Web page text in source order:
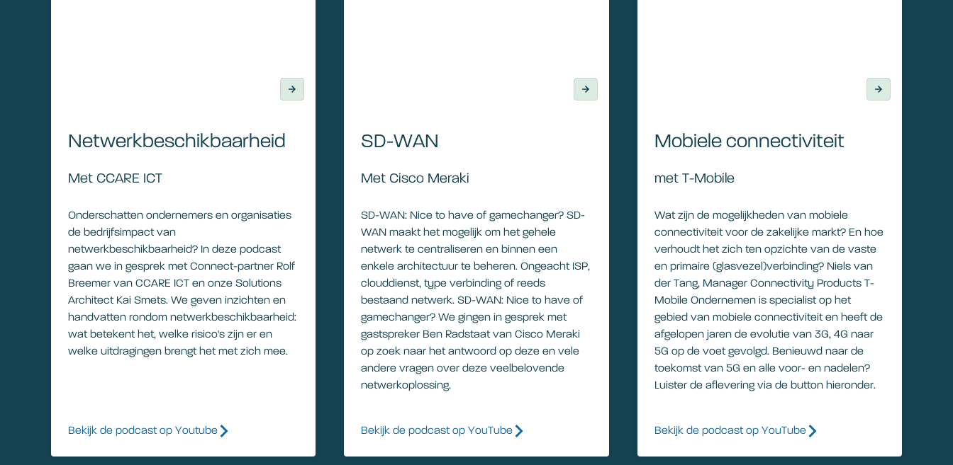
Netwerkbeschikbaarheid
Met CCARE ICT
Onderschatten ondernemers en organisaties
de bedrijfsimpact van
netwerkbeschikbaarheid? In deze podcast
gaan we in gesprek met Connect-partner Rolf
Breemer van CCARE ICT en onze Solutions
Architect Kai Smets. We geven inzichten en
handvatten rondom netwerkbeschikbaarheid:
wat betekent het, welke risico's zijn er en
welke uitdragingen brengt het met zich mee.
Bekijk de podcast op Youtube
SD-WAN
Met Cisco Meraki
SD-WAN: Nice to have of gamechanger? SD-
WAN maakt het mogelijk om het gehele
netwerk te centraliseren en binnen een
enkele architectuur te beheren. Ongeacht ISP,
clouddienst, type verbinding of reeds
bestaand netwerk. SD-WAN: Nice to have of
gamechanger? We gingen in gesprek met
gastspreker Ben Radstaat van Cisco Meraki
op zoek naar het antwoord op deze en vele
andere vragen over deze veelbelovende
netwerkoplossing.
Bekijk de podcast op YouTube
Mobiele connectiviteit
met T-Mobile
Wat zijn de mogelijkheden van mobiele
connectiviteit voor de zakelijke markt? En hoe
verhoudt het zich ten opzichte van de vaste
en primaire (glasvezel)verbinding? Niels van
der Tang, Manager Connectivity Products T-
Mobile Ondernemen is specialist op het
gebied van mobiele connectiviteit en heeft de
afgelopen jaren de evolutie van 3G, 4G naar
5G op de voet gevolgd. Benieuwd naar de
toekomst van 5G en alle voor- en nadelen?
Luister de aflevering via de button hieronder.
Bekijk de podcast op YouTube